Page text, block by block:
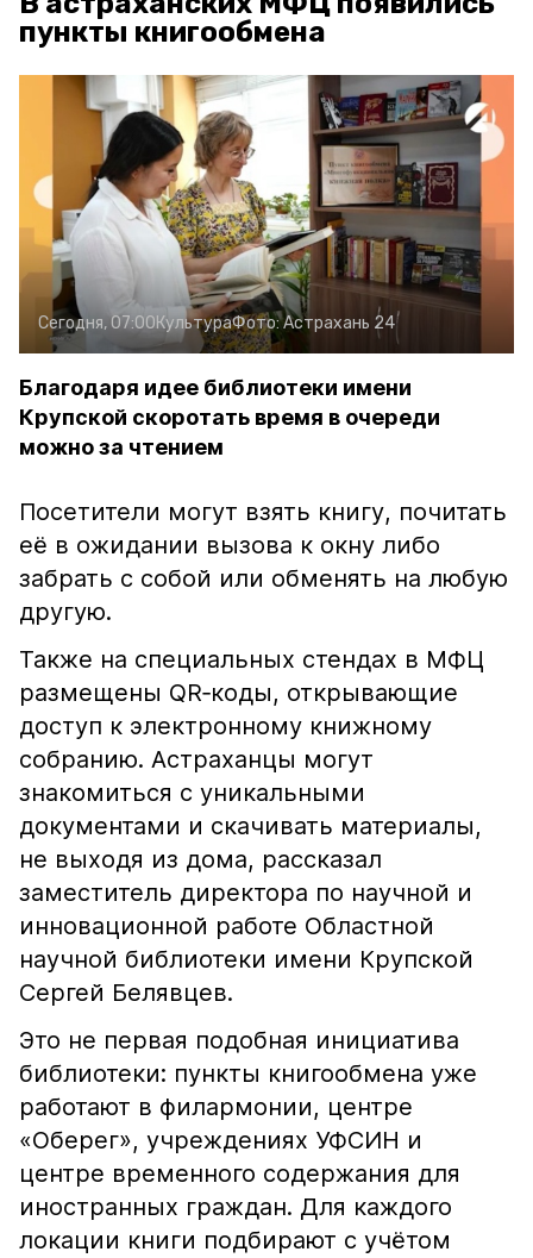
пункты книгообмена
Сегодня, 07:00КультураФото:Астрахань 24
Благодаря идее библиотеки имени
Крупской скоротать время в очереди
можно за чтением
Посетители могут взять книгу, почитать
её в ожидании вызова к окну либо
забрать с собой или обменять на любую
другую.
Также на специальных стендах в МФЦ
размещены QR‑коды, открывающие
доступ к электронному книжному
собранию. Астраханцы могут
знакомиться с уникальными
документами и скачивать материалы,
не выходя из дома, рассказал
заместитель директора по научной и
инновационной работе Областной
научной библиотеки имени Крупской
Сергей Белявцев.
Это не первая подобная инициатива
библиотеки: пункты книгообмена уже
работают в филармонии, центре
«Оберег», учреждениях УФСИН и
центре временного содержания для
иностранных граждан. Для каждого
локации книги подбирают с учётом